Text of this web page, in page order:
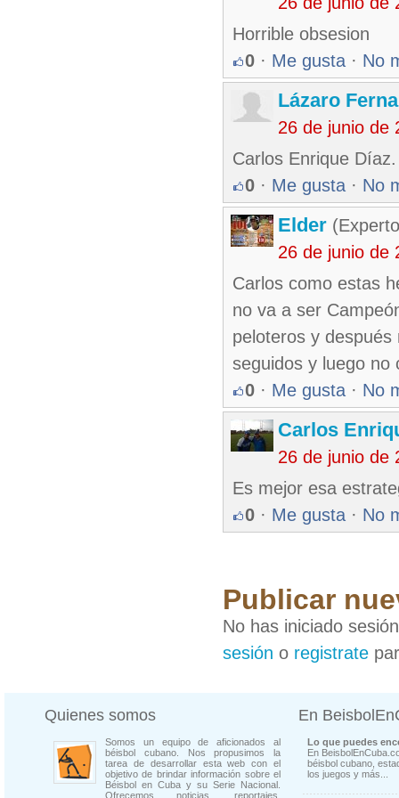
Horrible obsesion
0 · Me gusta · No
Lázaro
26 de junio de
Carlos Enrique
0 · Me gusta · No
Elder
26 de junio de
Carlos como estas
no va a ser
peloteros y
seguidos y luego no
0 · Me gusta · No
Carlos
26 de junio de
Es mejor esa
0 · Me gusta · No
Publicar
No has iniciado
sesión o registrate
Quienes somos
Somos un equipo de aficionados al
béisbol cubano. Nos propusimos la
tarea de desarrollar esta web con el
objetivo de brindar información sobre el
Béisbol en Cuba y su Serie Nacional.
Ofrecemos noticias, reportajes,
En
Lo que puedes
En
béisbol cubano,
los juegos y más...